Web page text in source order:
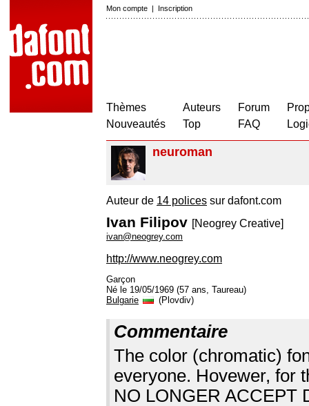
Mon compte | Inscription
Thèmes
Nouveautés
Auteurs
Top
Forum
FAQ
neuroman
Auteur de 14 polices sur dafont.com
Ivan Filipov [Neogrey Creative]
ivan@neogrey.com
http://www.neogrey.com
Garçon
Né le 19/05/1969 (57 ans, Taureau)
Bulgarie
(Plovdiv)
Commentaire
The color (chromatic)
everyone. Hovewer, for
NO LONGER ACCEPT